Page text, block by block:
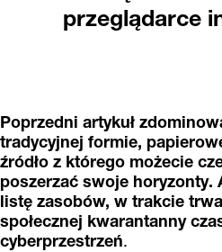
przeglądarce
Poprzedni artykuł
tradycyjnej formie,
źródło z którego możecie
poszerzać swoje horyzonty.
listę zasobów, w trakcie
społecznej kwarantanny
cyberprzestrzeń.